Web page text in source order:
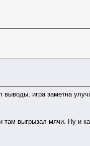
игра заметна
выгрызал мячи. Ну и